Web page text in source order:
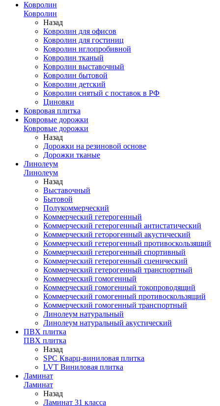
Ковролин
Ковролин
Назад
Ковролин для офисов
Ковролин для гостиниц
Ковролин иглопробивной
Ковролин тканый
Ковролин выставочный
Ковролин бытовой
Ковролин детский
Ковролин снятый с поставок в РФ
Циновки
Ковровая плитка
Ковровые дорожки
Ковровые дорожки
Назад
Дорожки на резиновой основе
Дорожки тканые
Линолеум
Линолеум
Назад
Выставочный
Бытовой
Полукоммерческий
Коммерческий гетерогенный
Коммерческий гетерогенный антистатический
Коммерческий геторогенный акустический
Коммерческий гетерогенный противоскользящий
Коммерческий гетерогенный спортивный
Коммерческий гетерогенный сценический
Коммерческий гетерогенный транспортный
Коммерческий гомогенный
Коммерческий гомогенный токопроводящий
Коммерческий гомогенный противоскользящий
Коммерческий гомогенный транспортный
Линолеум натуральный
Линолеум натуральный акустический
ПВХ плитка
ПВХ плитка
Назад
SPC Кварц-виниловая плитка
LVT Виниловая плитка
Ламинат
Ламинат
Назад
Ламинат 31 класса